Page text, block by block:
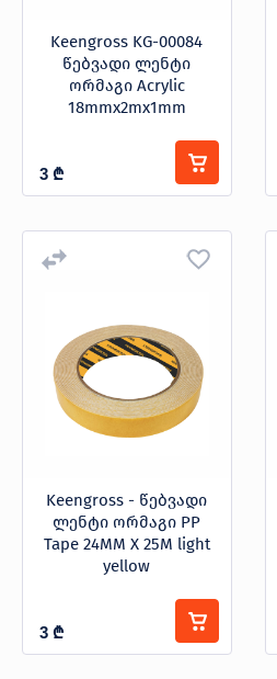
Keengross KG-00084
წებვადი ლენტი
ორმაგი Acrylic
18mmx2mx1mm
3 ₾
Keengross - წებვადი
ლენტი ორმაგი PP
Tape 24MM X 25M light
yellow
3 ₾